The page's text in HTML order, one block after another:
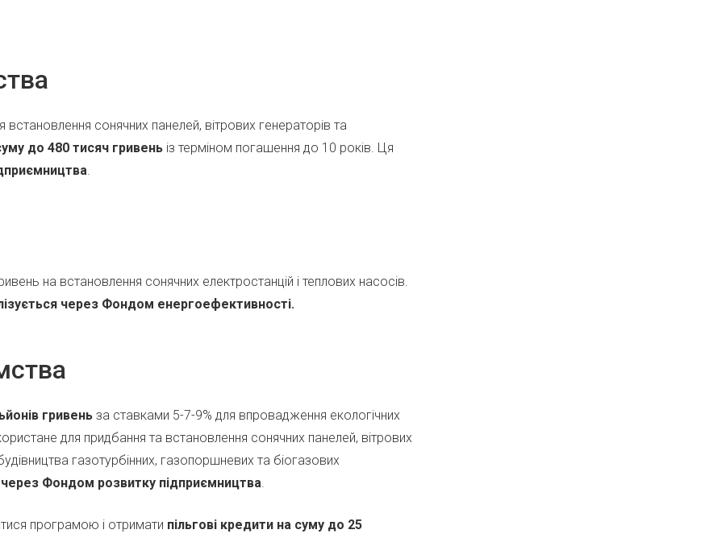
сонячних панелей, вітрових генераторів та
до 480 тисяч гривень із терміном погашення до 10 років. Ця
.
на встановлення сонячних електростанцій і теплових насосів.
через Фондом енергоефективності.
гривень за ставками 5-7-9% для впровадження екологічних
для придбання та встановлення сонячних панелей, вітрових
газотурбінних, газопоршневих та біогазових
Фондом розвитку підприємництва.
програмою і отримати пільгові кредити на суму до 25